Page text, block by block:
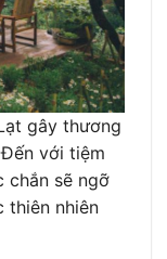
gây thương
với tiệm
chắn sẽ ngỡ
thiên nhiên